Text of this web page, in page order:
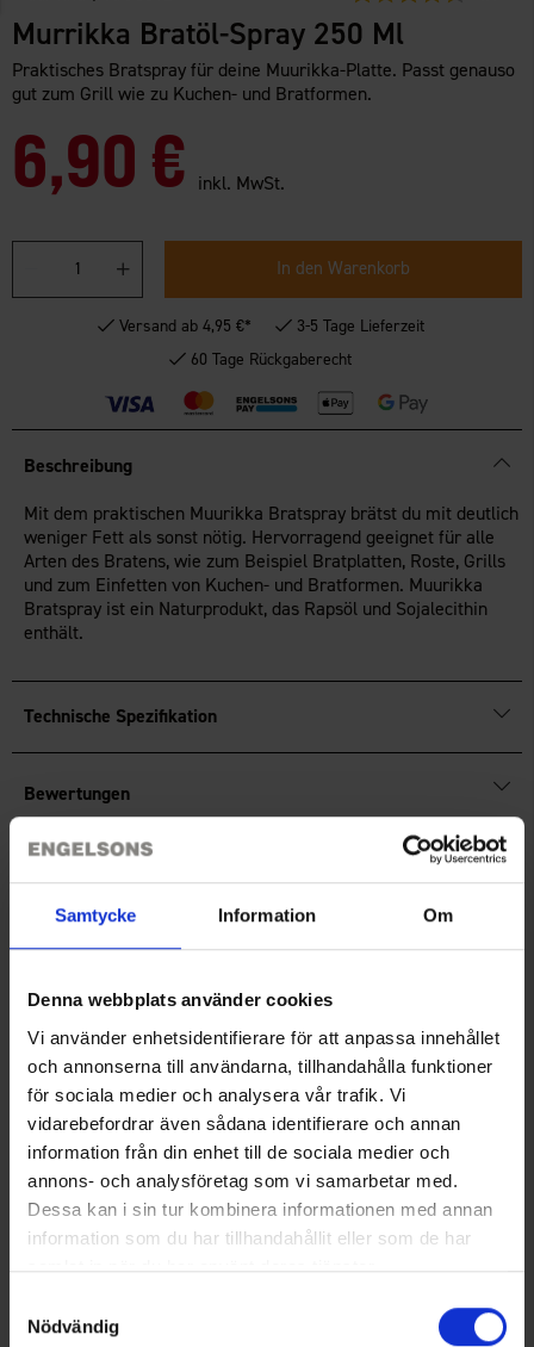
Samtycke Information Om
Denna webbplats använder cookies
Vi använder enhetsidentifierare för att anpassa innehållet
och annonserna till användarna, tillhandahålla funktioner
för sociala medier och analysera vår trafik. Vi
vidarebefordrar även sådana identifierare och annan
information från din enhet till de sociala medier och
annons- och analysföretag som vi samarbetar med.
Dessa kan i sin tur kombinera informationen med annan
information som du har tillhandahållit eller som de har
samlat in när du har använt deras tjänster.
Nödvändig
Murrikka Bratöl-Spray 250 Ml
Praktisches Bratspray für deine Muurikka-Platte. Passt genauso
gut zum Grill wie zu Kuchen- und Bratformen.
6,90 € inkl. MwSt.
In den Warenkorb
Versand ab 4,95 €*
3-5 Tage Lieferzeit
60 Tage Rückgaberecht
Beschreibung
Mit dem praktischen Muurikka Bratspray brätst du mit deutlich
weniger Fett als sonst nötig. Hervorragend geeignet für alle
Arten des Bratens, wie zum Beispiel Bratplatten, Roste, Grills
und zum Einfetten von Kuchen- und Bratformen. Muurikka
Bratspray ist ein Naturprodukt, das Rapsöl und Sojalecithin
enthält.
Technische Spezifikation
Bewertungen
Sie benötigen vielleicht auch
Muurikka Silava Bratfett 110 g
5,90 €
Muurikka Bratenthermometer
14,95 €
Andere kauften auch